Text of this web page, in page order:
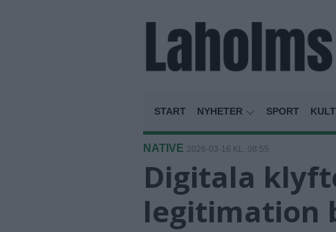
START NYHETER SPORT
NATIVE 2026-03-16 KL. 08:55
Digitala
legitimation